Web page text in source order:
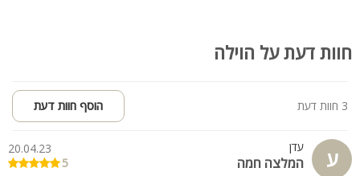
חוות דעת על הוילה
3 חוות דעת הוסף חוות דעת
ע עדן
המלצה חמה
20.04.23
5